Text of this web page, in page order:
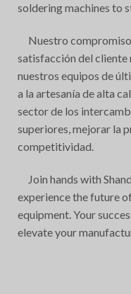
soldering machines to
Nuestro compromiso
satisfacción del cliente
nuestros equipos de
a la artesanía de alta
sector de los
superiores, mejorar la
competitividad.
Join hands with
experience the future
equipment. Your
elevate your